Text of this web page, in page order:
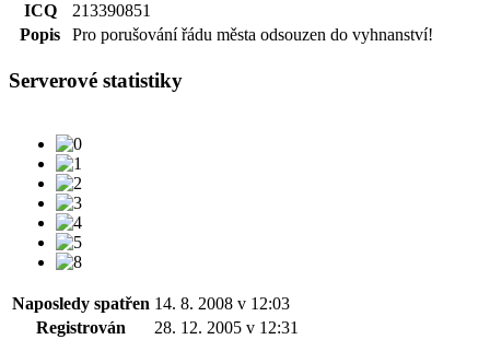
ICQ
213390851
Popis
Pro porušování řádu města odsouzen do vyhnanství!
Serverové statistiky
Naposledy spatřen 14. 8. 2008 v 12:03
Registrován
28. 12. 2005 v 12:31